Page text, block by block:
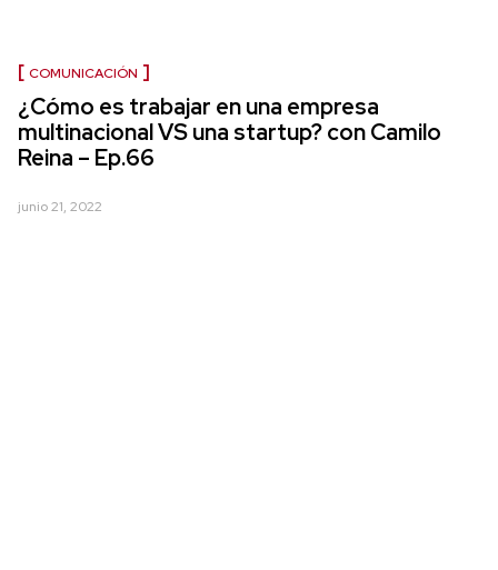
COMUNICACIÓN
¿Cómo es trabajar en una empresa
multinacional VS una startup? con Camilo
Reina – Ep.66
junio 21, 2022